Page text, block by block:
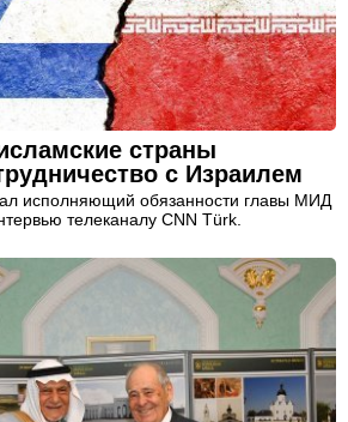
страны
с Израилем
исполняющий обязанности главы МИД
телеканалу CNN Türk.